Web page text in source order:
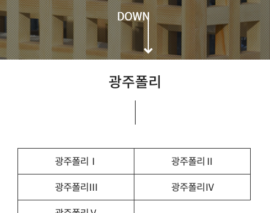
광주폴리
광주폴리Ⅰ
광주폴리Ⅱ
광주폴리Ⅲ
광주폴리Ⅳ